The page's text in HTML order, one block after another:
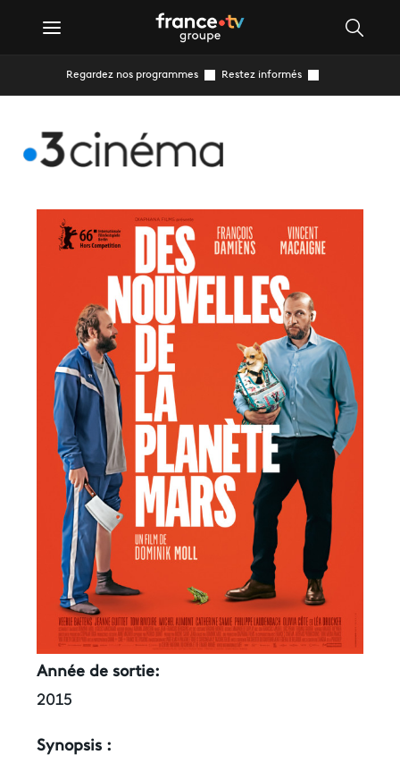
Regardez nos programmes Restez informés
Année de sortie:
2015
Synopsis :